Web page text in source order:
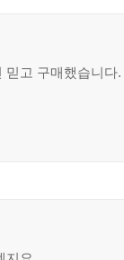
각해야 한다.
얼룩진 농업기술
믿고 구매했습니다.